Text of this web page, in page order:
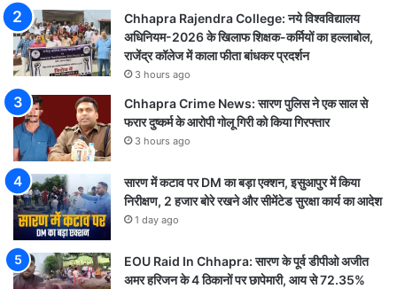
Chhapra Rajendra College: नये विश्वविद्यालय
अधिनियम-2026 के खिलाफ शिक्षक-कर्मियों का हल्लाबोल,
राजेंद्र कॉलेज में काला फीता बांधकर प्रदर्शन
3 hours ago
Chhapra Crime News: सारण पुलिस ने एक साल से
फरार दुष्कर्म के आरोपी गोलू गिरी को किया गिरफ्तार
3 hours ago
सारण में कटाव पर DM का बड़ा एक्शन, इसुआपुर में किया
निरीक्षण, 2 हजार बोरे रखने और सीमेंटेड सुरक्षा कार्य का आदेश
1 day ago
EOU Raid In Chhapra: सारण के पूर्व डीपीओ अजीत
अमर हरिजन के 4 ठिकानों पर छापेमारी, आय से 72.35%